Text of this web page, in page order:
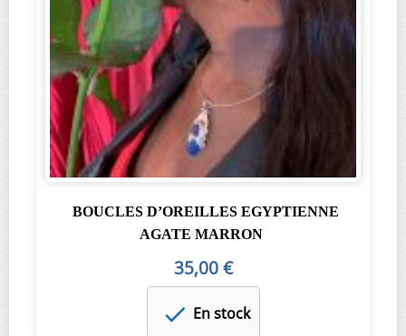
BOUCLES D’OREILLES EGYPTIENNE
AGATE MARRON
35,00 €
En stock